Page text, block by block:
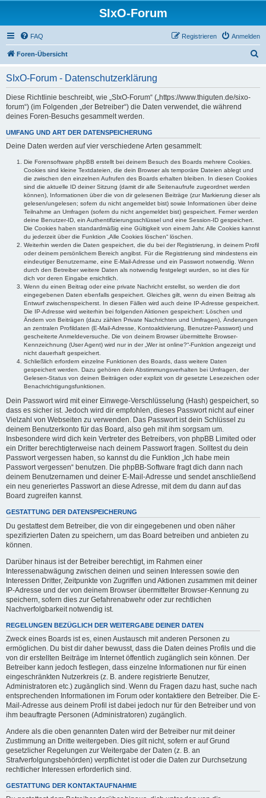
SIxO-Forum
FAQ Anmelden
Registrieren
Foren-Übersicht
SIxO-Forum - Datenschutzerklärung
Diese Richtlinie beschreibt, wie „SIxO-Forum“ („https://www.thiguten.de/sixo-
forum“) (im Folgenden „der Betreiber“) die Daten verwendet, die während
deines Foren-Besuchs gesammelt werden.
UMFANG UND ART DER DATENSPEICHERUNG
Deine Daten werden auf vier verschiedene Arten gesammelt:
Die Forensoftware phpBB erstellt bei deinem Besuch des Boards mehrere Cookies.
Cookies sind kleine Textdateien, die dein Browser als temporäre Dateien ablegt und
die zwischen den einzelnen Aufrufen des Boards erhalten bleiben. In diesen Cookies
sind die aktuelle ID deiner Sitzung (damit dir alle Seitenaufrufe zugeordnet werden
können), Informationen über die von dir gelesenen Beiträge (zur Markierung dieser als
gelesen/ungelesen; sofern du nicht angemeldet bist) sowie Informationen über deine
Teilnahme an Umfragen (sofern du nicht angemeldet bist) gespeichert. Ferner werden
deine Benutzer-ID, ein Authentifizierungsschlüssel und eine Session-ID gespeichert.
Die Cookies haben standardmäßig eine Gültigkeit von einem Jahr. Alle Cookies kannst
du jederzeit über die Funktion „Alle Cookies löschen“ löschen.
Weiterhin werden die Daten gespeichert, die du bei der Registrierung, in deinem Profil
oder deinem persönlichem Bereich angibst. Für die Registrierung sind mindestens ein
eindeutiger Benutzername, eine E-Mail-Adresse und ein Passwort notwendig. Wenn
durch den Betreiber weitere Daten als notwendig festgelegt wurden, so ist dies für
dich vor deren Eingabe ersichtlich.
Wenn du einen Beitrag oder eine private Nachricht erstellst, so werden die dort
eingegebenen Daten ebenfalls gespeichert. Gleiches gilt, wenn du einen Beitrag als
Entwurf zwischenspeicherst. In diesen Fällen wird auch deine IP-Adresse gespeichert.
Die IP-Adresse wird weiterhin bei folgenden Aktionen gespeichert: Löschen und
Ändern von Beiträgen (dazu zählen Private Nachrichten und Umfragen), Änderungen
an zentralen Profildaten (E-Mail-Adresse, Kontoaktivierung, Benutzer-Passwort) und
gescheiterte Anmeldeversuche. Die von deinem Browser übermittelte Browser-
Kennzeichnung (User Agent) wird nur in der „Wer ist online?“-Funktion angezeigt und
nicht dauerhaft gespeichert.
Schließlich erfordern einzelne Funktionen des Boards, dass weitere Daten
gespeichert werden. Dazu gehören dein Abstimmungsverhalten bei Umfragen, der
Gelesen-Status von deinen Beiträgen oder explizit von dir gesetzte Lesezeichen oder
Benachrichtigungsfunktionen.
Dein Passwort wird mit einer Einwege-Verschlüsselung (Hash) gespeichert, so
dass es sicher ist. Jedoch wird dir empfohlen, dieses Passwort nicht auf einer
Vielzahl von Webseiten zu verwenden. Das Passwort ist dein Schlüssel zu
deinem Benutzerkonto für das Board, also geh mit ihm sorgsam um.
Insbesondere wird dich kein Vertreter des Betreibers, von phpBB Limited oder
ein Dritter berechtigterweise nach deinem Passwort fragen. Solltest du dein
Passwort vergessen haben, so kannst du die Funktion „Ich habe mein
Passwort vergessen“ benutzen. Die phpBB-Software fragt dich dann nach
deinem Benutzernamen und deiner E-Mail-Adresse und sendet anschließend
ein neu generiertes Passwort an diese Adresse, mit dem du dann auf das
Board zugreifen kannst.
GESTATTUNG DER DATENSPEICHERUNG
Du gestattest dem Betreiber, die von dir eingegebenen und oben näher
spezifizierten Daten zu speichern, um das Board betreiben und anbieten zu
können.
Darüber hinaus ist der Betreiber berechtigt, im Rahmen einer
Interessenabwägung zwischen deinen und seinen Interessen sowie den
Interessen Dritter, Zeitpunkte von Zugriffen und Aktionen zusammen mit deiner
IP-Adresse und der von deinem Browser übermittelter Browser-Kennung zu
speichern, sofern dies zur Gefahrenabwehr oder zur rechtlichen
Nachverfolgbarkeit notwendig ist.
REGELUNGEN BEZÜGLICH DER WEITERGABE DEINER DATEN
Zweck eines Boards ist es, einen Austausch mit anderen Personen zu
ermöglichen. Du bist dir daher bewusst, dass die Daten deines Profils und die
von dir erstellten Beiträge im Internet öffentlich zugänglich sein können. Der
Betreiber kann jedoch festlegen, dass einzelne Informationen nur für einen
eingeschränkten Nutzerkreis (z. B. andere registrierte Benutzer,
Administratoren etc.) zugänglich sind. Wenn du Fragen dazu hast, suche nach
entsprechenden Informationen im Forum oder kontaktiere den Betreiber. Die E-
Mail-Adresse aus deinem Profil ist dabei jedoch nur für den Betreiber und von
ihm beauftragte Personen (Administratoren) zugänglich.
Andere als die oben genannten Daten wird der Betreiber nur mit deiner
Zustimmung an Dritte weitergeben. Dies gilt nicht, sofern er auf Grund
gesetzlicher Regelungen zur Weitergabe der Daten (z. B. an
Strafverfolgungsbehörden) verpflichtet ist oder die Daten zur Durchsetzung
rechtlicher Interessen erforderlich sind.
GESTATTUNG DER KONTAKTAUFNAHME